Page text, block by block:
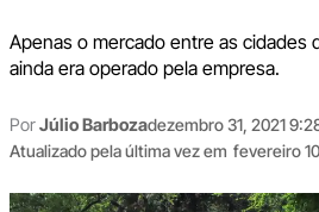
Apenas o mercado entre as cidades
ainda era operado pela empresa.
PorJúlio Barbozadezembro 31, 2021
Atualizado pela última vez em fevereiro